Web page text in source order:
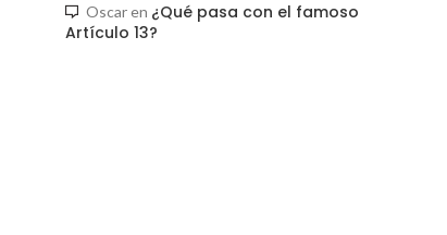
Oscaren ¿Qué pasa con el famoso
Artículo 13?